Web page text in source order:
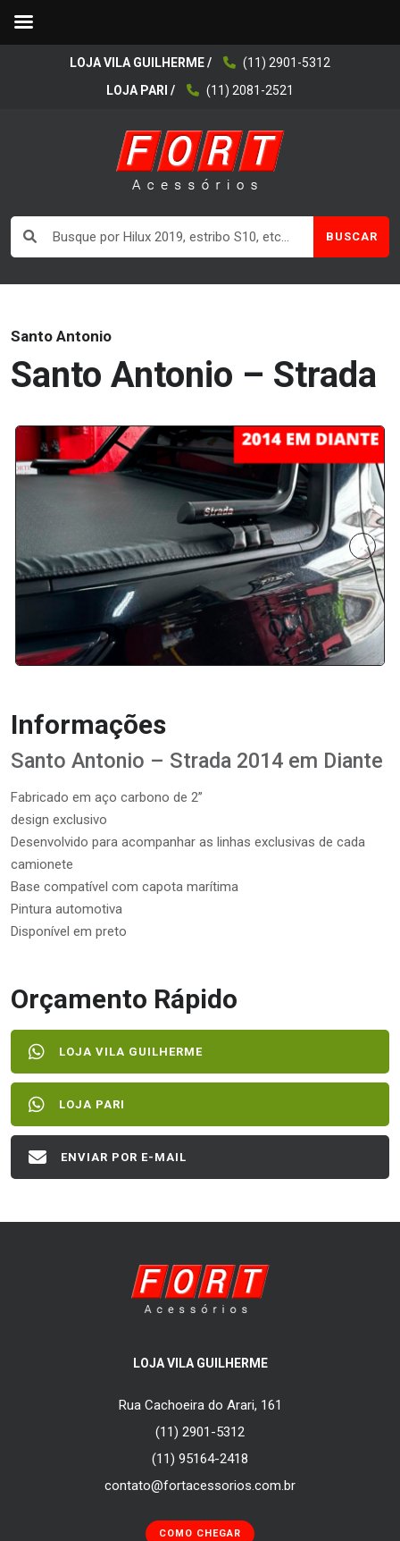
LOJA VILA GUILHERME /
(11) 2901-5312
LOJA PARI /
(11) 2081-2521
BUSCAR
Santo Antonio
Santo Antonio – Strada
Informações
Santo Antonio – Strada 2014 em Diante
Fabricado em aço carbono de 2’’
design exclusivo
Desenvolvido para acompanhar as linhas exclusivas de cada
camionete
Base compatível com capota marítima
Pintura automotiva
Disponível em preto
Orçamento Rápido
LOJA VILA GUILHERME
LOJA PARI
ENVIAR POR E-MAIL
LOJA VILA GUILHERME
Rua Cachoeira do Arari, 161
(11) 2901-5312
(11) 95164-2418
contato@fortacessorios.com.br
COMO CHEGAR